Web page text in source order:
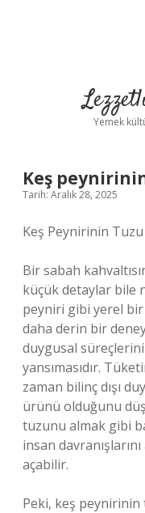
Yemek
Keş
Tarih: Aralık 28, 2025
Keş Peynirinin Tuzu
Bir sabah
küçük detaylar bile
peyniri gibi yerel
daha derin bir
duygusal
yansımasıdır.
zaman bilinç dışı
ürünü olduğunu
tuzunu almak gibi
insan
açabilir.
Peki, keş